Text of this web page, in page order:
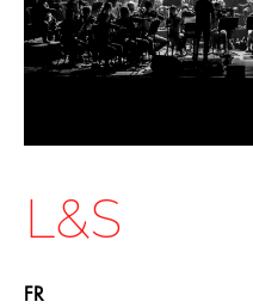
L&S
FR